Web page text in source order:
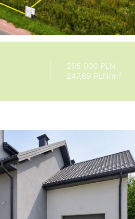
295 000 PLN
247,69 PLN/m2